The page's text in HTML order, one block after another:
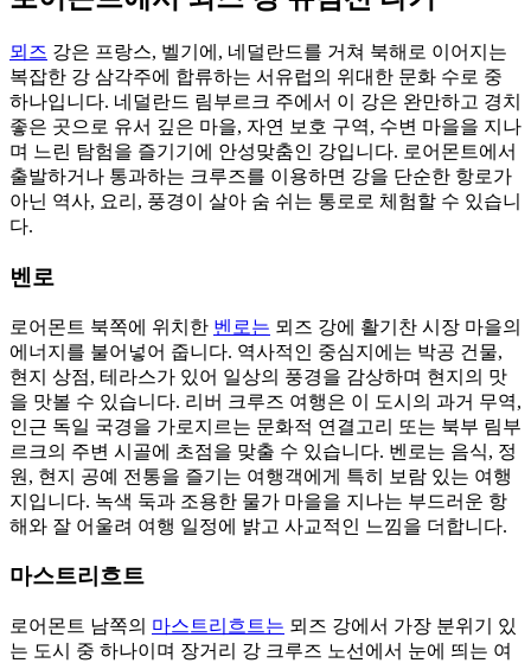
뫼즈 강은 프랑스, 벨기에, 네덜란드를 거쳐 북해로 이어지는
복잡한 강 삼각주에 합류하는 서유럽의 위대한 문화 수로 중
하나입니다. 네덜란드 림부르크 주에서 이 강은 완만하고 경치
좋은 곳으로 유서 깊은 마을, 자연 보호 구역, 수변 마을을 지나
며 느린 탐험을 즐기기에 안성맞춤인 강입니다. 로어몬트에서
출발하거나 통과하는 크루즈를 이용하면 강을 단순한 항로가
아닌 역사, 요리, 풍경이 살아 숨 쉬는 통로로 체험할 수 있습니
다.
벤로
로어몬트 북쪽에 위치한 벤로는 뫼즈 강에 활기찬 시장 마을의
에너지를 불어넣어 줍니다. 역사적인 중심지에는 박공 건물,
현지 상점, 테라스가 있어 일상의 풍경을 감상하며 현지의 맛
을 맛볼 수 있습니다. 리버 크루즈 여행은 이 도시의 과거 무역,
인근 독일 국경을 가로지르는 문화적 연결고리 또는 북부 림부
르크의 주변 시골에 초점을 맞출 수 있습니다. 벤로는 음식, 정
원, 현지 공예 전통을 즐기는 여행객에게 특히 보람 있는 여행
지입니다. 녹색 둑과 조용한 물가 마을을 지나는 부드러운 항
해와 잘 어울려 여행 일정에 밝고 사교적인 느낌을 더합니다.
마스트리흐트
로어몬트 남쪽의 마스트리흐트는 뫼즈 강에서 가장 분위기 있
는 도시 중 하나이며 장거리 강 크루즈 노선에서 눈에 띄는 여